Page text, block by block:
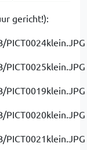
gericht!):